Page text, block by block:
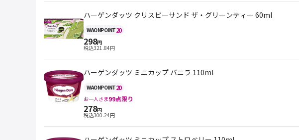
ハーゲンダッツ クリスピーサンド ザ・グリーンティー 60ml
WAONPOINT20
298円
税込321.84円
ハーゲンダッツ ミニカップ バニラ 110ml
WAONPOINT20
お一人さま99点限り
278円
税込300.24円